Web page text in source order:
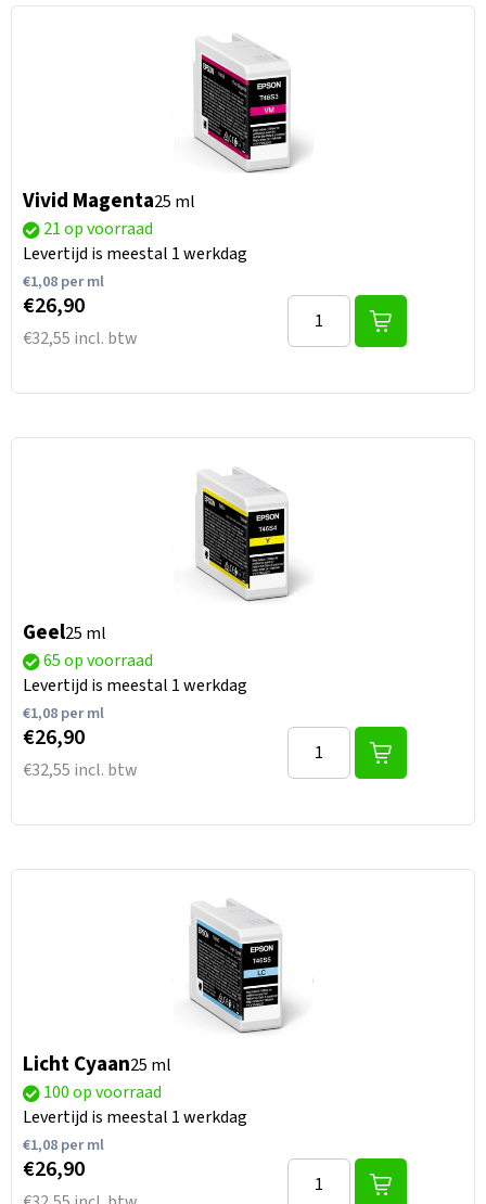
Vivid Magenta25 ml
21 op voorraad
Levertijd is meestal 1 werkdag
€1,08per ml
€26,90
€32,55 incl. btw
Geel25 ml
65 op voorraad
Levertijd is meestal 1 werkdag
€1,08per ml
€26,90
€32,55 incl. btw
Licht Cyaan25 ml
100 op voorraad
Levertijd is meestal 1 werkdag
€1,08per ml
€26,90